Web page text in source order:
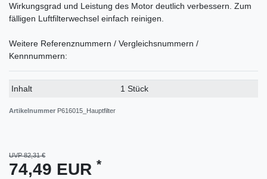
Wirkungsgrad und Leistung des Motor deutlich verbessern. Zum
fälligen Luftfilterwechsel einfach reinigen.
Weitere Referenznummern / Vergleichsnummern /
Kennnummern:
Technisches
Wert
Inhalt 1 Stück
Artikelnummer P616015_Hauptfilter
UVP 82,31 €
74,49 EUR *